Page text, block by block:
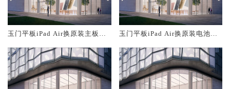
玉门平板iPad Air换原装主板维
玉门平板iPad Air换原装电池维